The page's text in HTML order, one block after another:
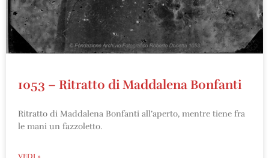
1053 – Ritratto di Maddalena Bonfanti
Ritratto di Maddalena Bonfanti all’aperto, mentre tiene fra
le mani un fazzoletto.
VEDI »